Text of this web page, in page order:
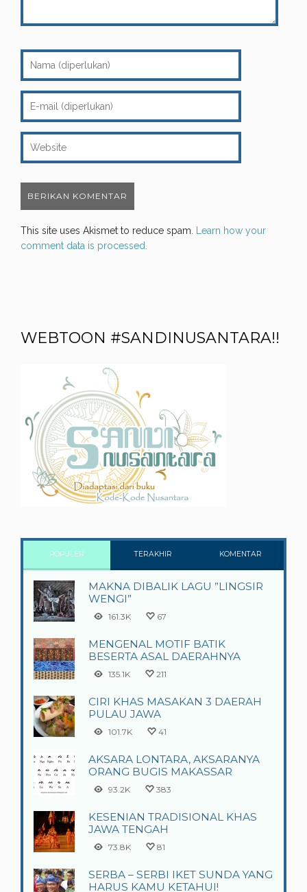
This site uses Akismet to reduce spam.
Learn how your
comment data is processed.
WEBTOON #SANDINUSANTARA!!
POPULER TERAKHIR KOMENTAR
MAKNA DIBALIK LAGU ”LINGSIR
WENGI”
161.3K 67
MENGENAL MOTIF BATIK
BESERTA ASAL DAERAHNYA
135.1K 211
CIRI KHAS MASAKAN 3 DAERAH
PULAU JAWA
101.7K 41
AKSARA LONTARA, AKSARANYA
ORANG BUGIS MAKASSAR
93.2K 383
KESENIAN TRADISIONAL KHAS
JAWA TENGAH
73.8K 81
SERBA – SERBI IKET SUNDA YANG
HARUS KAMU KETAHUI!